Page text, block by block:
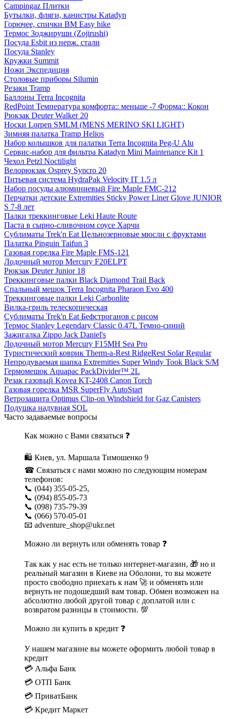
Campingaz Плитки
Бутылки, фляги, канистры Katadyn
Горючее, спички BM Easy hike
Термос Зоджируши (Zojirushi)
Посуда Esbit из нерж. стали
Посуда Stanley
Кружки Summit
Ножи Экспедиция
Столовые приборы Silumin
Резаки Tramp
Баллоны Terra Incognita
RedPoint Температура комфорта:: меньше -7 Форма:: Кокон
Рюкзак Deuter Walker 20
Носки Lorpen SMLM (MENS MERINO SKI LIGHT)
Зимняя палатка Tramp Helios
Набор колышков для палатки Terra Incognita Peg-U Alu
Сервис-набор для фильтра Katadyn Mini Maintenance Kit 1
Чехол Petzl Noctilight
Велорюкзак Osprey Syncro 20
Питьевая система HydraPak Velocity IT 1.5 л
Набор посуды алюминиевый Fire Maple FMC-212
Перчатки детские Extremities Sticky Power Liner Glove JUNIOR
S 7-8 лет
Палки треккинговые Leki Haute Route
Паста в сырно-сливочном соусе Харчи
Сублиматы Trek'n Eat Цельнозерновые мюсли с фруктами
Палатка Pinguin Taifun 3
Газовая горелка Fire Maple FMS-121
Лодочный мотор Mercury F20ELPT
Рюкзак Deuter Junior 18
Треккинговые палки Black Diamond Trail Back
Спальный мешок Terra Incognita Pharaon Evo 400
Треккинговые палки Leki Carbonlite
Вилка-гриль телескопическая
Сублиматы Trek'n Eat Бефстроганов с рисом
Термос Stanley Legendary Classic 0.47L Темно-синий
Зажигалка Zippo Jack Daniel's
Лодочный мотор Mercury F15MH Sea Pro
Туристический коврик Therm-a-Rest RidgeRest Solar Regular
Непродуваемая шапка Extremities Super Windy Took Black S/M
Гермомешок Aquapac PackDivider™ 2L
Резак газовый Kovea KT-2408 Canon Torch
Газовая горелка MSR SuperFly AutoStart
Ветрозащита Optimus Clip-on Windshield for Gaz Canisters
Подушка надувная SOL
Часто задаваемые вопросы
Как можно с Вами связаться ❓
🛍 Киев, ул. Маршала Тимошенко 9
☎ Связаться с нами можно по следующим номерам
телефонов:
📞 (044) 355-05-25,
📞 (094) 855-05-73
📞 (098) 735-79-39
📞 (066) 570-05-01
📧 adventure_shop@ukr.net
Можно ли вернуть или обменять товар ❓
Так как у нас есть не только интернет-магазин, 🎁 но и
реальный магазин в Киеве на Оболони, то вы можете
просто свободно приехать к нам 🚀 и обменять или
вернуть не подошедший вам товар. Обмен возможен на
абсолютно любой другой товар с доплатой или с
возвратом разницы в стоимости. 💯
Можно ли купить в кредит ❓
У нашем магазине вы можете оформить любой товар в
кредит
💳 Альфа Банк
💳 ОТП Банк
💳 ПриватБанк
💳 Кредит Маркет